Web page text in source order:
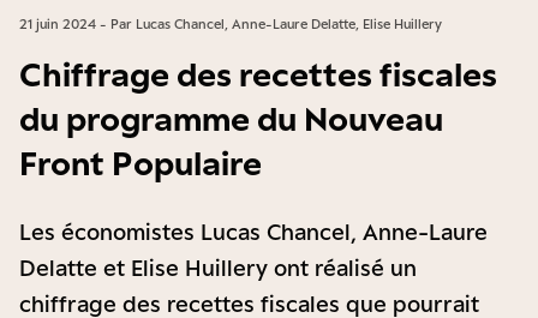
21 juin 2024 - Par Lucas Chancel, Anne-Laure Delatte, Elise Huillery
Chiffrage des recettes fiscales
du programme du Nouveau
Front Populaire
Les économistes Lucas Chancel, Anne-Laure
Delatte et Elise Huillery ont réalisé un
chiffrage des recettes fiscales que pourrait